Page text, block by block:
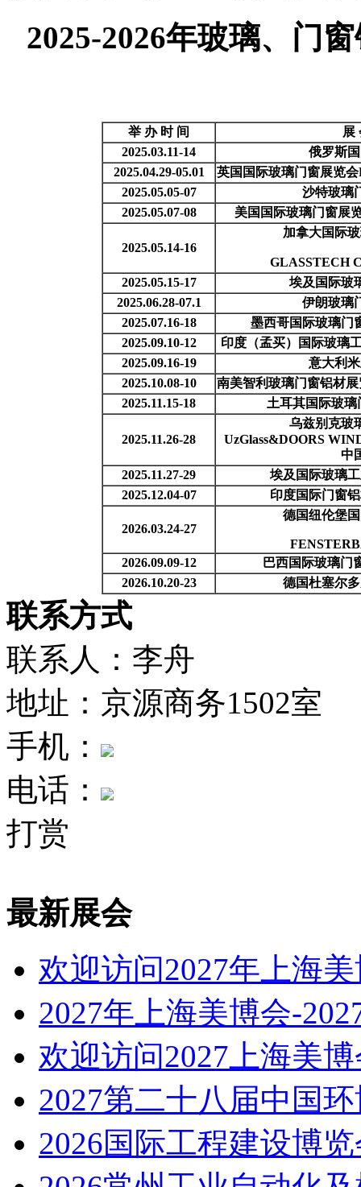
2025-2026年玻璃、 门窗
举 办 时 间 展
2025.03.11-14
俄罗斯
2025.04.29-05.01 英国国际玻璃门窗展览会
2025.05.05-07
沙特玻璃
2025.05.07-08
美国国际玻璃门窗展
2025.05.14-16
加拿大国际
GLASSTECH
2025.05.15-17
埃及国际玻
2025.06.28-07.1 伊朗玻璃
2025.07.16-18
墨西哥国际玻璃门
2025.09.10-12
印度（孟买）国际玻璃
2025.09.16-19
意大利
2025.10.08-10
南美智利玻璃门窗铝材
2025.11.15-18 土耳其国际玻璃
2025.11.26-28
乌兹别克玻
UzGlass&DOORS
中
2025.11.27-29
埃及国际玻璃
2025.12.04-07
印度国际门窗
2026.03.24-27
德国纽伦堡
2026.09.09-12
巴西国际玻璃门
2026.10.20-23 德国杜塞尔
联系方式
联系人：李舟
地址：京源商务1502室
手机：
电话：
打赏
最新展会
欢迎访问2027年上海
2027年上海美博会-
欢迎访问2027上海美
2027第二十八届中国
2026国际工程建设博